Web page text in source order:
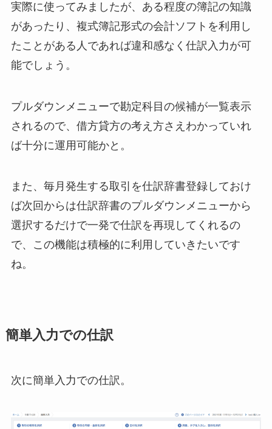
実際に使ってみましたが、ある程度の簿記の知識
があったり、複式簿記形式の会計ソフトを利用し
たことがある人であれば違和感なく仕訳入力が可
能でしょう。
プルダウンメニューで勘定科目の候補が一覧表示
されるので、借方貸方の考え方さえわかっていれ
ば十分に運用可能かと。
また、毎月発生する取引を仕訳辞書登録しておけ
ば次回からは仕訳辞書のプルダウンメニューから
選択するだけで一発で仕訳を再現してくれるの
で、この機能は積極的に利用していきたいです
ね。
簡単入力での仕訳
次に簡単入力での仕訳。